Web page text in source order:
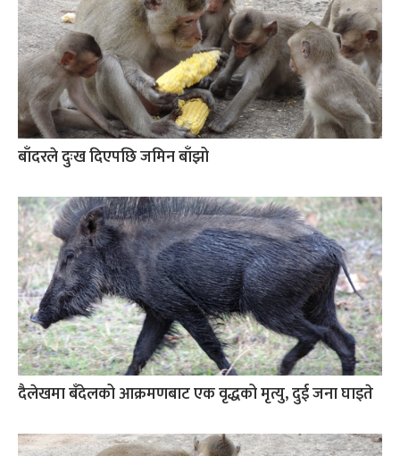
बाँदरले दुःख दिएपछि जमिन बाँझो
दैलेखमा बँदेलको आक्रमणबाट एक वृद्धको मृत्यु, दुई जना घाइते